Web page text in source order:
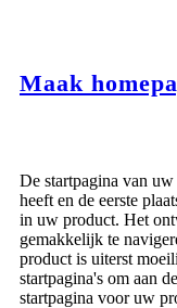
Maak
De startpagina van
heeft en de eerste
in uw product. Het
gemakkelijk te
product is uiterst
startpagina's om aan
startpagina voor uw